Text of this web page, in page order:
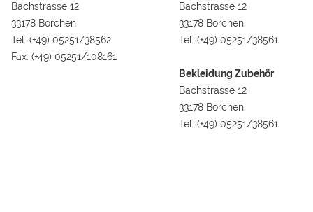
Bachstrasse 12
33178 Borchen
Tel: (+49) 05251/38562
Fax: (+49) 05251/108161
Bachstrasse 12
33178 Borchen
Tel: (+49) 05251/38561
Bekleidung Zubehör
Bachstrasse 12
33178 Borchen
Tel: (+49) 05251/38561